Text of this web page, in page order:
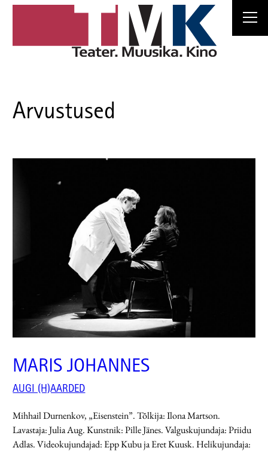
Arvustused
MARIS JOHANNES
AUGI (H)AARDED
Mihhail Durnenkov, „Eisenstein”. Tõlkija: Ilona Martson.
Lavastaja: Julia Aug. Kunstnik: Pille Jänes. Valguskujundaja: Priidu
Adlas. Videokujundajad: Epp Kubu ja Eret Kuusk. Helikujundaja: